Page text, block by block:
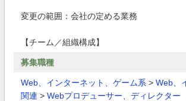
変更の範囲：会社の定める業務
【チーム／組織構成】
募集職種
Web、インターネット、ゲーム系 > Web、
関連 > Webプロデューサー、ディレクター